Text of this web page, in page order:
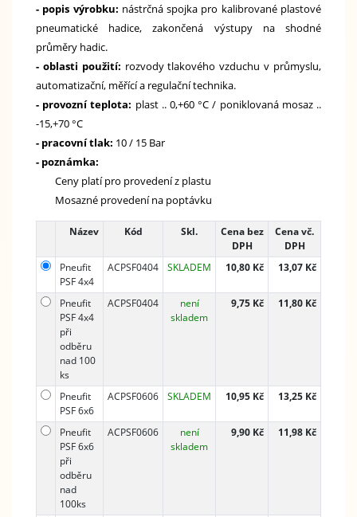
- popis výrobku: nástrčná spojka pro kalibrované plastové
pneumatické hadice, zakončená výstupy na shodné
průměry hadic.
- oblasti použití: rozvody tlakového vzduchu v průmyslu,
automatizační, měřící a regulační technika.
- provozní teplota: plast .. 0,+60 °C / poniklovaná mosaz ..
-15,+70 °C
- pracovní tlak: 10 / 15 Bar
- poznámka:
Ceny platí pro provedení z plastu
Mosazné provedení na poptávku
Název Kód Skl.
Cena bez
DPH
Cena vč.
DPH
Pneufit
PSF 4x4
ACPSF0404 SKLADEM 10,80 Kč 13,07 Kč
Pneufit
PSF 4x4
při
odběru
nad 100
ks
ACPSF0404
není
skladem
9,75 Kč 11,80 Kč
Pneufit
PSF 6x6
ACPSF0606 SKLADEM 10,95 Kč 13,25 Kč
Pneufit
PSF 6x6
při
odběru
nad
100ks
ACPSF0606
není
skladem
9,90 Kč 11,98 Kč